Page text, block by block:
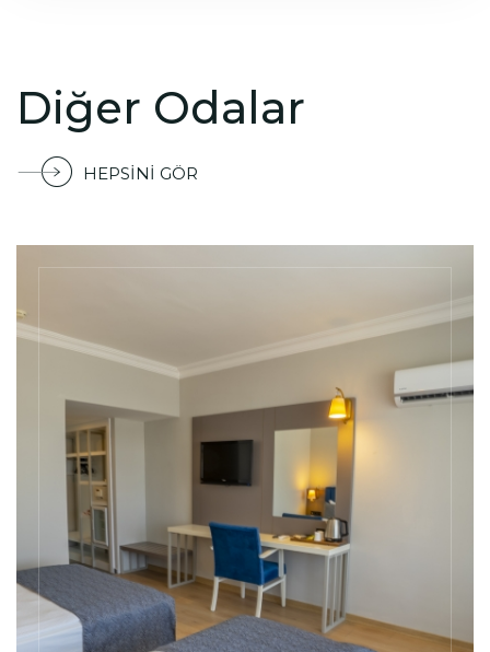
Diğer Odalar
HEPSINI GÖR